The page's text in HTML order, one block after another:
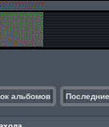
альбомов